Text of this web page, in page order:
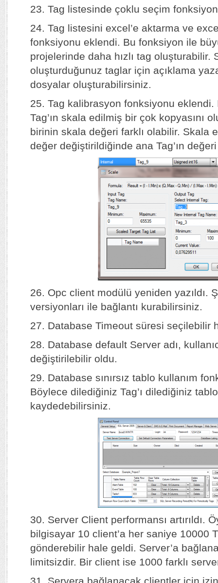
23. Tag listesinde çoklu seçim
24. Tag listesini excel’e aktarma ve
fonksiyonu eklendi. Bu fonksiyon ile
projelerinde daha hızlı tag oluşturabilir.
oluşturduğunuz taglar için açıklama
dosyalar oluşturabilirsiniz.
25. Tag kalibrasyon fonksiyonu
Tag’ın skala edilmiş bir çok kopyasını
birinin skala değeri farklı olabilir. Skala
değer değiştirildiğinde ana Tag’ın
26. Opc client modülü yeniden yazıldı.
versiyonları ile bağlantı kurabilirsiniz.
27. Database Timeout süresi seçilebilir
28. Database default Server adı,
değiştirilebilir oldu.
29. Database sınırsız tablo kullanım
Böylece dilediğiniz Tag’ı dilediğiniz
kaydedebilirsiniz.
30. Server Client performansı artırıldı.
bilgisayar 10 client’a her saniye 10000
gönderebilir hale geldi. Server’a
limitsizdir. Bir client ise 1000 farklı